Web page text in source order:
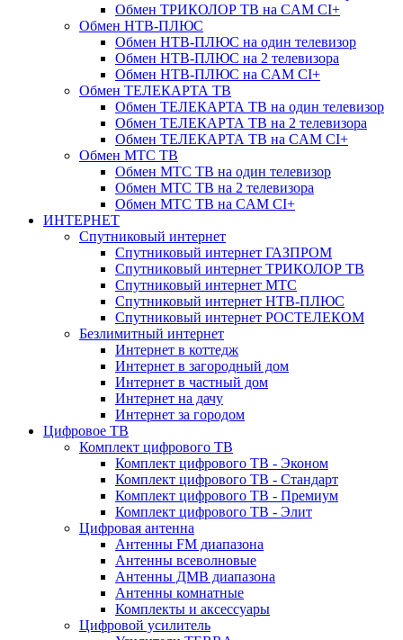
Обмен ТРИКОЛОР ТВ на CAM CI+
Обмен НТВ-ПЛЮС
Обмен НТВ-ПЛЮС на один телевизор
Обмен НТВ-ПЛЮС на 2 телевизора
Обмен НТВ-ПЛЮС на CAM CI+
Обмен ТЕЛЕКАРТА ТВ
Обмен ТЕЛЕКАРТА ТВ на один телевизор
Обмен ТЕЛЕКАРТА ТВ на 2 телевизора
Обмен ТЕЛЕКАРТА ТВ на CAM CI+
Обмен МТС ТВ
Обмен МТС ТВ на один телевизор
Обмен МТС ТВ на 2 телевизора
Обмен МТС ТВ на CAM CI+
ИНТЕРНЕТ
Спутниковый интернет
Спутниковый интернет ГАЗПРОМ
Спутниковый интернет ТРИКОЛОР ТВ
Спутниковый интернет МТС
Спутниковый интернет НТВ-ПЛЮС
Спутниковый интернет РОСТЕЛЕКОМ
Безлимитный интернет
Интернет в коттедж
Интернет в загородный дом
Интернет в частный дом
Интернет на дачу
Интернет за городом
Цифровое ТВ
Комплект цифрового ТВ
Комплект цифрового ТВ - Эконом
Комплект цифрового ТВ - Стандарт
Комплект цифрового ТВ - Премиум
Комплект цифрового ТВ - Элит
Цифровая антенна
Антенны FM диапазона
Антенны всеволновые
Антенны ДМВ диапазона
Антенны комнатные
Комплекты и аксессуары
Цифровой усилитель